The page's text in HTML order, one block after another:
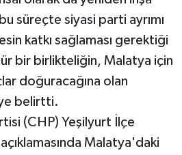
süreçte siyasi parti ayrımı
katkı sağlaması gerektiği
bir birlikteliğin, Malatya için
doğuracağına olan
belirtti.
(CHP) Yeşilyurt İlçe
açıklamasında Malatya'daki